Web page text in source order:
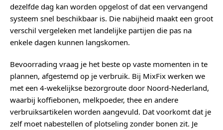
dezelfde dag kan worden opgelost of dat een vervangend
systeem snel beschikbaar is. Die nabijheid maakt een groot
verschil vergeleken met landelijke partijen die pas na
enkele dagen kunnen langskomen.
Bevoorrading vraag je het beste op vaste momenten in te
plannen, afgestemd op je verbruik. Bij MixFix werken we
met een 4-wekelijkse bezorgroute door Noord-Nederland,
waarbij koffiebonen, melkpoeder, thee en andere
verbruiksartikelen worden aangevuld. Dat voorkomt dat je
zelf moet nabestellen of plotseling zonder bonen zit. Je